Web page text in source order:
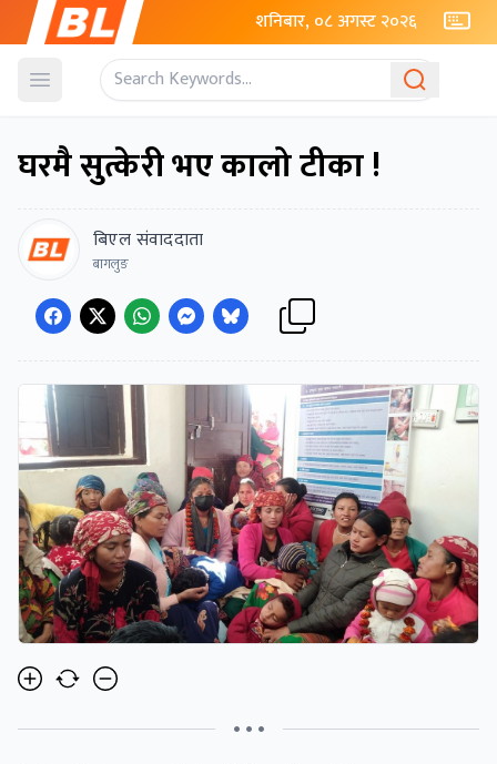
शनिबार, ०८ अगस्ट २०२६
Open menu
घरमै सुत्केरी भए कालो टीका !
बिएल संवाददाता
बागलुङ
• • •